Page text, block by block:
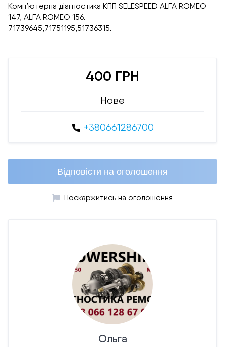
Комп’ютерна діагностика КПП SELESPEED ALFA ROMEO
147, ALFA ROMEO 156.
71739645,71751195,51736315.
400 ГРН
Нове
+380661286700
Відповісти на оголошення
Поскаржитись на оголошення
Ольга